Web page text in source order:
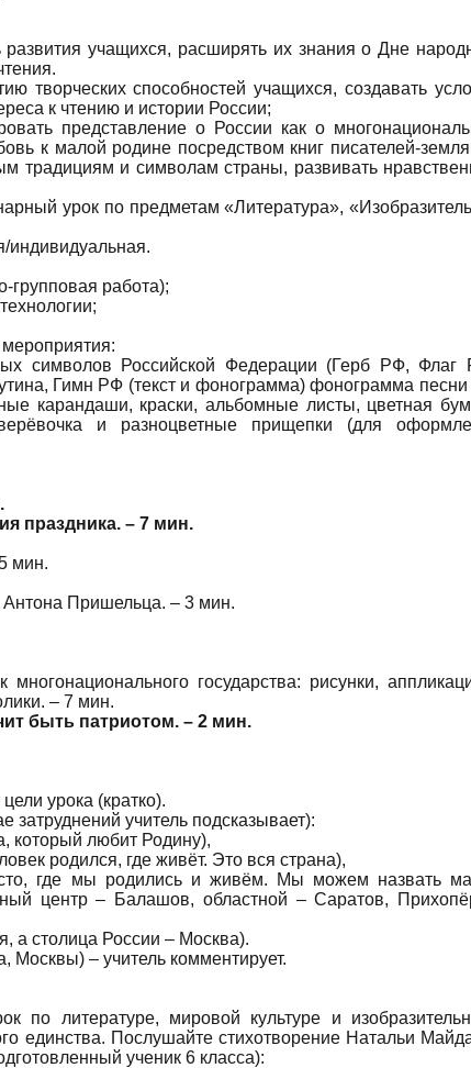
учащихся, расширять их знания о Дне
творческих способностей учащихся, создавать
к чтению и истории России;
представление о России как о
к малой родине посредством книг писателей-
традициям и символам страны, развивать
урок по предметам «Литература»,
индивидуальная.
групповая работа);
символов Российской Федерации (Герб РФ, Флаг
Гимн РФ (текст и фонограмма) фонограмма песни
карандаши, краски, альбомные листы, цветная
и разноцветные прищепки (для
праздника. – 7 мин.
мин.
Антона Пришельца. – 3 мин.
государства: рисунки,
– 7 мин.
быть патриотом. – 2 мин.
урока (кратко).
затруднений учитель подсказывает):
который любит Родину),
родился, где живёт. Это вся страна),
где мы родились и живём. Мы можем назвать
центр – Балашов, областной – Саратов,
а столица России – Москва).
– учитель комментирует.
по литературе, мировой культуре и
единства. Послушайте стихотворение Натальи
ученик 6 класса):